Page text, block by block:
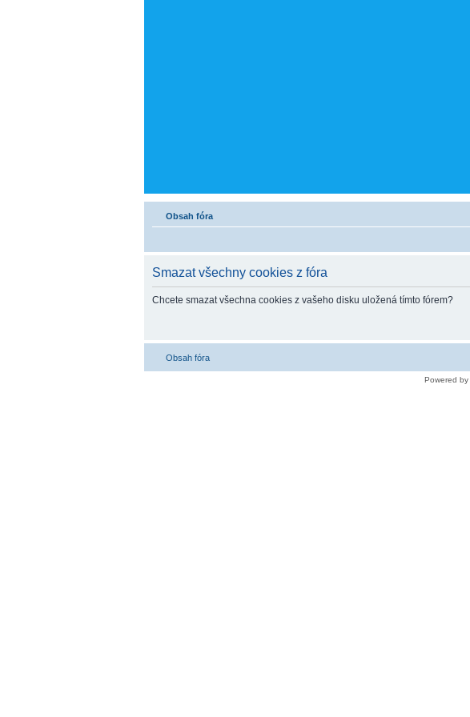
Obsah fóra
Smazat všechny cookies z fóra
Chcete smazat všechna cookies z vašeho disku uložená tímto fórem?
Obsah fóra
Powered by